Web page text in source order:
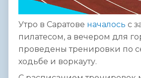
Утро в Саратове началось с
пилатесом, а вечером для
проведены тренировки по
ходьбе и воркауту.